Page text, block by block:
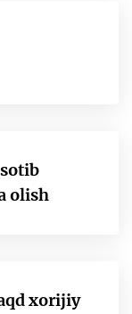
olish
xorijiy